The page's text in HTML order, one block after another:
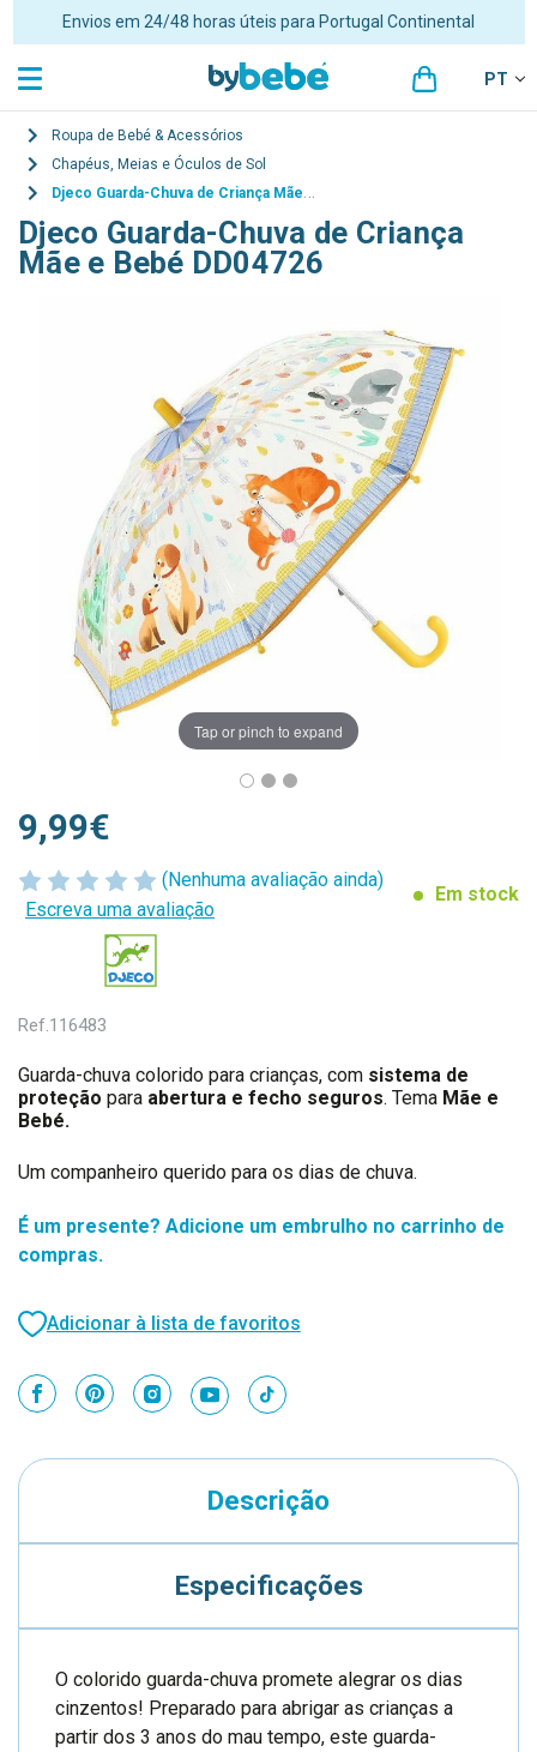
Envios em 24/48 horas úteis para Portugal Continental
PT
Roupa de Bebé & Acessórios
Chapéus, Meias e Óculos de Sol
Djeco Guarda-Chuva de Criança Mãe e Bebé DD04726
Djeco Guarda-Chuva de Criança
Mãe e Bebé DD04726
Tap or pinch to expand
(Nenhuma avaliação ainda)
Escreva uma avaliação
Em stock
9,99€
Ref.116483
Guarda-chuva colorido para crianças, com sistema de
proteção para abertura e fecho seguros. Tema Mãe e
Bebé.
Um companheiro querido para os dias de chuva.
É um presente? Adicione um embrulho no carrinho de
compras.
Adicionar à lista de favoritos
Descrição
Especificações
O colorido guarda-chuva promete alegrar os dias
cinzentos! Preparado para abrigar as crianças a
partir dos 3 anos do mau tempo, este guarda-